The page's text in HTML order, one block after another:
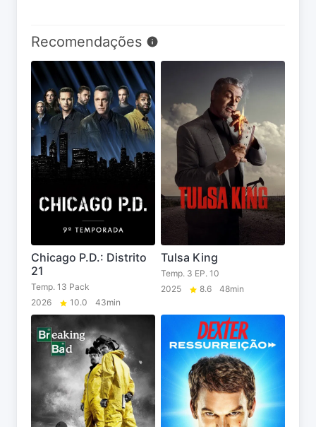
Recomendações
Chicago P.D.: Distrito
21
Temp. 13 Pack
2026
10.0 43min
Tulsa King
Temp. 3 EP. 10
2025
8.6 48min